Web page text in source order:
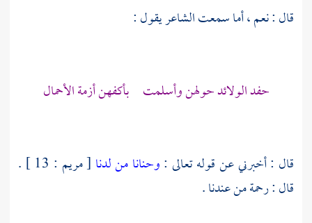
قال : نعم ، أما سمعت الشاعر يقول :
حفد الولائد حولهن وأسلمت بأكفهن أزمة الأحمال
قال : أخبرني عن قوله تعالى :وحنانا من لدنا
[ مريم : 13 ] .
قال : رحمة من عندنا .